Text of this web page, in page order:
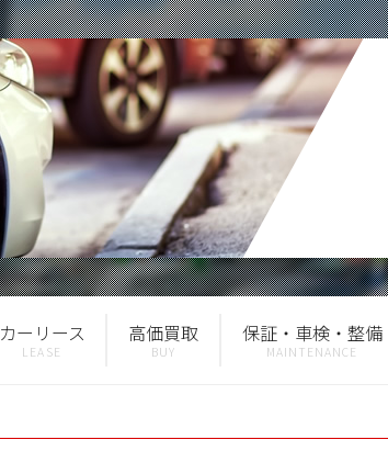
カーリース 高価買取 保証・車検・整備